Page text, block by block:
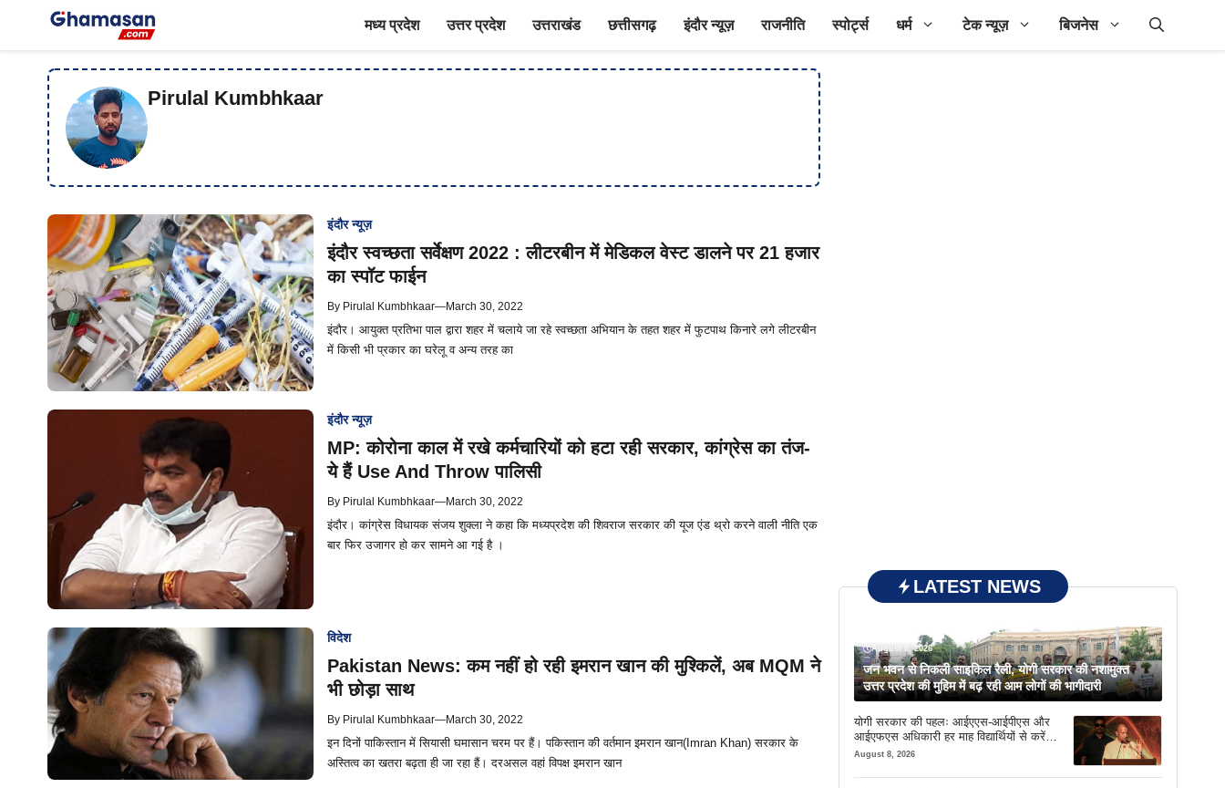
मध्य प्रदेश उत्तर प्रदेश उत्तराखंड छत्तीसगढ़ इंदौर न्यूज़ राजनीति स्पोर्ट्स धर्म टेक न्यूज़ बिजनेस
Pirulal Kumbhkaar
इंदौर न्यूज़
इंदौर स्वच्छता सर्वेक्षण 2022 : लीटरबीन में मेडिकल वेस्ट डालने पर 21 हजार
का स्पॉट फाईन
By Pirulal Kumbhkaar—March 30, 2022
इंदौर। आयुक्त प्रतिभा पाल द्वारा शहर में चलाये जा रहे स्वच्छता अभियान के तहत शहर में फुटपाथ किनारे लगे लीटरबीन
में किसी भी प्रकार का घरेलू व अन्य तरह का
इंदौर न्यूज़
MP: कोरोना काल में रखे कर्मचारियों को हटा रही सरकार, कांग्रेस का तंज-
ये हैं Use And Throw पालिसी
By Pirulal Kumbhkaar—March 30, 2022
इंदौर। कांग्रेस विधायक संजय शुक्ला ने कहा कि मध्यप्रदेश की शिवराज सरकार की यूज एंड थ्रो करने वाली नीति एक
बार फिर उजागर हो कर सामने आ गई है ।
विदेश
Pakistan News: कम नहीं हो रही इमरान खान की मुश्किलें, अब MQM ने
भी छोड़ा साथ
By Pirulal Kumbhkaar—March 30, 2022
इन दिनों पाकिस्तान में सियासी घमासान चरम पर हैं। पकिस्तान की वर्तमान इमरान खान(Imran Khan) सरकार के
अस्तित्व का खतरा बढ़ता ही जा रहा हैं। दरअसल वहां विपक्ष इमरान खान
LATEST NEWS
August 8, 2026
जन भवन से निकली साइकिल रैली, योगी सरकार की नशामुक्त
उत्तर प्रदेश की मुहिम में बढ़ रही आम लोगों की भागीदारी
योगी सरकार की पहलः आईएएस-आईपीएस और
आईएफएस अधिकारी हर माह विद्यार्थियों से करेंगे
संवाद
August 8, 2026